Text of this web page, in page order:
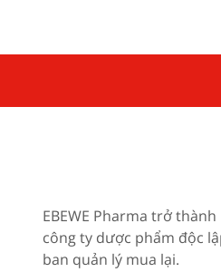
EBEWE Pharma trở
công ty dược phẩm độc
ban quản lý mua lại.